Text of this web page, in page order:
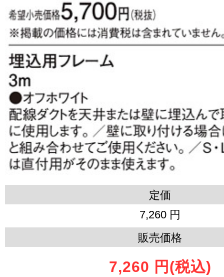
定価
7,260 円
販売価格
7,260 円 (税込)